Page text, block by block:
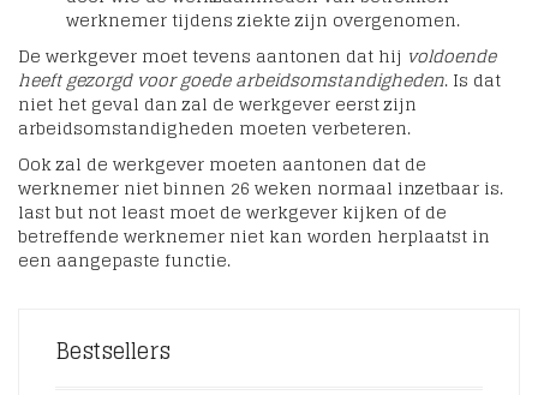
werknemer tijdens ziekte zijn overgenomen.
De werkgever moet tevens aantonen dat hij voldoende
heeft gezorgd voor goede arbeidsomstandigheden. Is dat
niet het geval dan zal de werkgever eerst zijn
arbeidsomstandigheden moeten verbeteren.
Ook zal de werkgever moeten aantonen dat de
werknemer niet binnen 26 weken normaal inzetbaar is.
last but not least moet de werkgever kijken of de
betreffende werknemer niet kan worden herplaatst in
een aangepaste functie.
Bestsellers